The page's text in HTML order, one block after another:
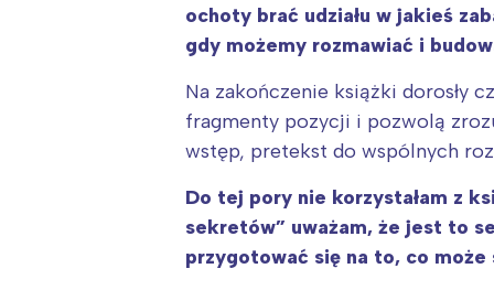
ochoty brać udziału w jakieś
gdy możemy rozmawiać i
Na zakończenie książki dorosły
fragmenty pozycji i pozwolą
wstęp, pretekst do wspólnych
Do tej pory nie korzystałam z
sekretów” uważam, że jest to
przygotować się na to, co